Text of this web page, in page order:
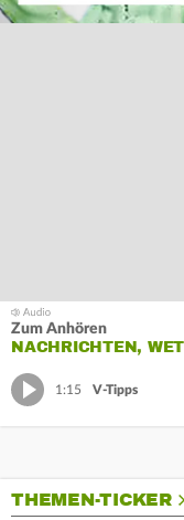
Zum Anhören
NACHRICHTEN,
1:15 V-Tipps
THEMEN-TICKER